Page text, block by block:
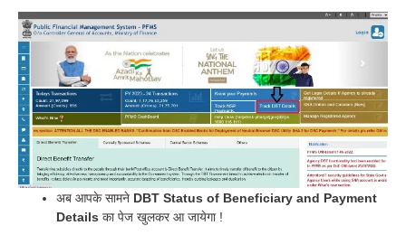
अब आपके सामने DBT Status of Beneficiary and Payment
Details का पेज खुलकर आ जायेगा !